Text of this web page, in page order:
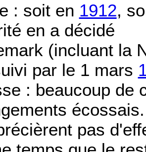
: soit en 1912,
en a décidé
(incluant la
par le 1 mars
: beaucoup de
pas